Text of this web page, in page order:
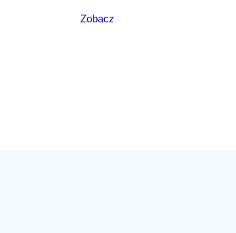
Zobacz